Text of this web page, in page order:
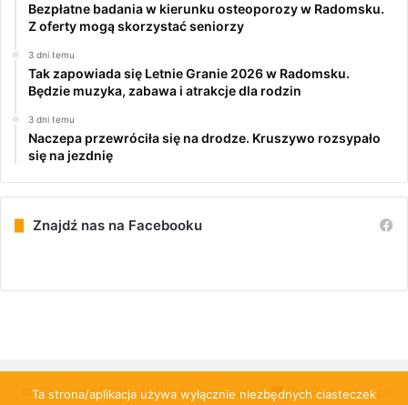
Bezpłatne badania w kierunku osteoporozy w Radomsku.
Z oferty mogą skorzystać seniorzy
3 dni temu
Tak zapowiada się Letnie Granie 2026 w Radomsku.
Będzie muzyka, zabawa i atrakcje dla rodzin
3 dni temu
Naczepa przewróciła się na drodze. Kruszywo rozsypało
się na jezdnię
Znajdź nas na Facebooku
© Copyright 2026, All Rights Reserved | PulsRadomska.pl
Ta strona/aplikacja używa wyłącznie niezbędnych ciasteczek